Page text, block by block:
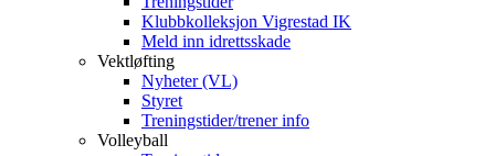
Klubbkolleksjon Vigrestad IK
Meld inn idrettsskade
Vektløfting
Nyheter (VL)
Styret
Treningstider/trener info
Volleyball